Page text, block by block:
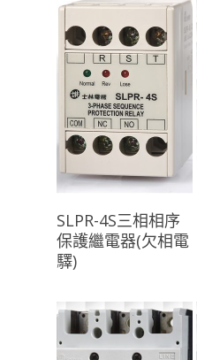
查看內容
SLPR-4S三相相序
保護繼電器(欠相電
驛)